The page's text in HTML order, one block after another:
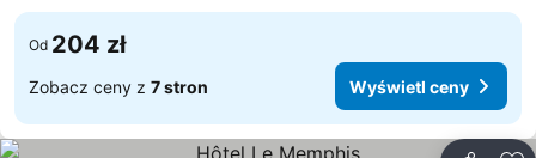
Od 204 zł
Zobacz ceny z 7 stron Wyświetl ceny